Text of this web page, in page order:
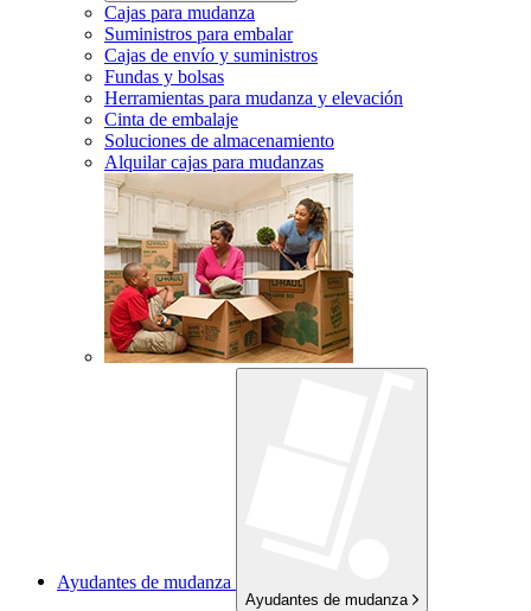
Cajas para mudanza
Suministros para embalar
Cajas de envío y suministros
Fundas y bolsas
Herramientas para mudanza y elevación
Cinta de embalaje
Soluciones de almacenamiento
Alquilar cajas para mudanzas
Ayudantes de mudanza
Ayudantes de mudanza